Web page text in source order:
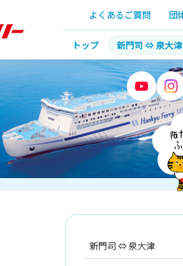
よくあるご質問 団
トップ 新門司 ⇔ 泉大津
新門司 ⇔ 泉大津